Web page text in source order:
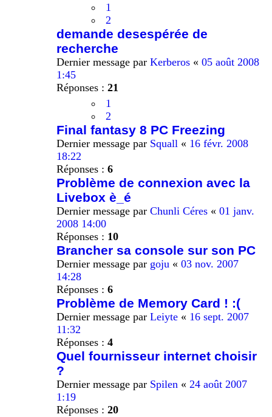
1
2
demande desespérée de
recherche
Dernier message par Kerberos « 05 août 2008
1:45
Réponses : 21
1
2
Final fantasy 8 PC Freezing
Dernier message par Squall « 16 févr. 2008
18:22
Réponses : 6
Problème de connexion avec la
Livebox è_é
Dernier message par Chunli Céres « 01 janv.
2008 14:00
Réponses : 10
Brancher sa console sur son PC
Dernier message par goju « 03 nov. 2007
14:28
Réponses : 6
Problème de Memory Card ! :(
Dernier message par Leiyte « 16 sept. 2007
11:32
Réponses : 4
Quel fournisseur internet choisir
?
Dernier message par Spilen « 24 août 2007
1:19
Réponses : 20